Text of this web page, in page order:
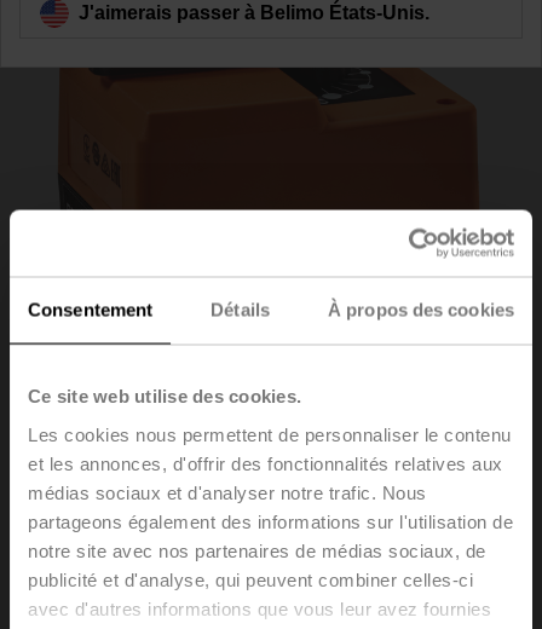
Consentement Détails À propos des cookies
Ce site web utilise des cookies.
Les cookies nous permettent de personnaliser le contenu
et les annonces, d'offrir des fonctionnalités relatives aux
médias sociaux et d'analyser notre trafic. Nous
partageons également des informations sur l'utilisation de
notre site avec nos partenaires de médias sociaux, de
publicité et d'analyse, qui peuvent combiner celles-ci
avec d'autres informations que vous leur avez fournies
HTD24-3
Servomoteur rotatif pour vannes de mélange, 5 Nm,
AC 24 V, 3 points, 140 s, IP40
J'aimerais passer à Belimo États-Unis.